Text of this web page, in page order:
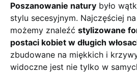
Poszanowanie natury było
stylu secesyjnym. Najczęściej
możemy znaleźć stylizowane
postaci kobiet w długich
zbudowane na miękkich i
widoczne jest nie tylko w